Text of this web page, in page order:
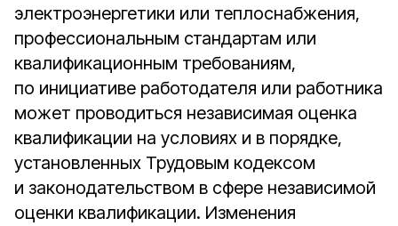
элект­роэнергетики или теплоснабжения,
профессиональным стандартам или
квалификационным требованиям,
по инициативе работодателя или работника
может проводиться независимая оценка
квалификации на условиях и в порядке,
установленных Трудовым кодексом
и законодательством в сфере независимой
оценки квалификации. Изменения